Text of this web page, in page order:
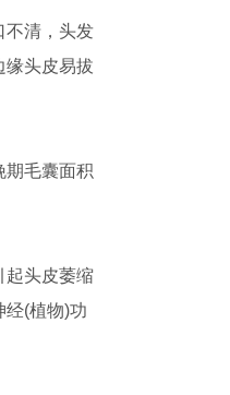
清，头发
缘头皮易拔
毛囊面积
头皮萎缩
经(植物)功